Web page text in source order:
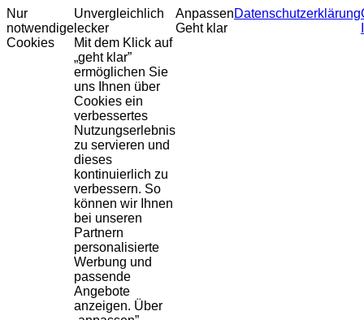
Nur
notwendige
Cookies
Unvergleichlich
lecker
Mit dem Klick auf
„geht klar”
ermöglichen Sie
uns Ihnen über
Cookies ein
verbessertes
Nutzungserlebnis
zu servieren und
dieses
kontinuierlich zu
verbessern. So
können wir Ihnen
bei unseren
Partnern
personalisierte
Werbung und
passende
Angebote
anzeigen. Über
Anpassen
Geht klar
Datenschutzerklärung